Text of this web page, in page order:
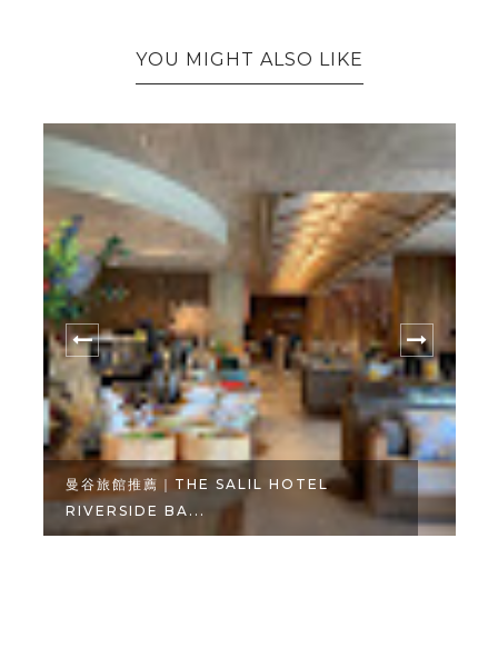
YOU MIGHT ALSO LIKE
曼谷旅館推薦｜THE SALIL HOTEL
RIVERSIDE BA...